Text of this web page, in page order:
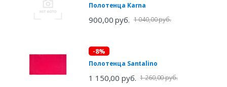
Полотенца Karna
900,00 руб. 1 040,00 руб.
-8%
Полотенца Santalino
1 150,00 руб. 1 260,00 руб.